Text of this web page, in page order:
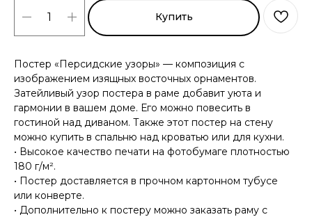
Купить
Постер «Персидские узоры» — композиция с
изображением изящных восточных орнаментов.
Затейливый узор постера в раме добавит уюта и
гармонии в вашем доме. Его можно повесить в
гостиной над диваном. Также этот постер на стену
можно купить в спальню над кроватью или для кухни.
• Высокое качество печати на фотобумаге плотностью
180 г/м².
• Постер доставляется в прочном картонном тубусе
или конверте.
• Дополнительно к постеру можно заказать раму с